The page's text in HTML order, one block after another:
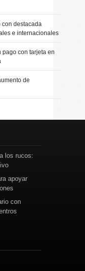
con destacada
e internacionales
pago con tarjeta en
de
los rucos:
apoyar
con